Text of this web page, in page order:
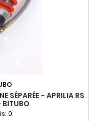
SÉPARÉE - APRILIA RS
BITUBO
0